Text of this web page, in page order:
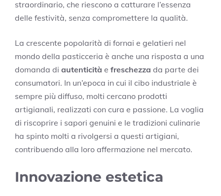
straordinario, che riescono a catturare l’essenza
delle festività, senza compromettere la qualità.
La crescente popolarità di fornai e gelatieri nel
mondo della pasticceria è anche una risposta a una
domanda di autenticità e freschezza da parte dei
consumatori. In un’epoca in cui il cibo industriale è
sempre più diffuso, molti cercano prodotti
artigianali, realizzati con cura e passione. La voglia
di riscoprire i sapori genuini e le tradizioni culinarie
ha spinto molti a rivolgersi a questi artigiani,
contribuendo alla loro affermazione nel mercato.
Innovazione estetica